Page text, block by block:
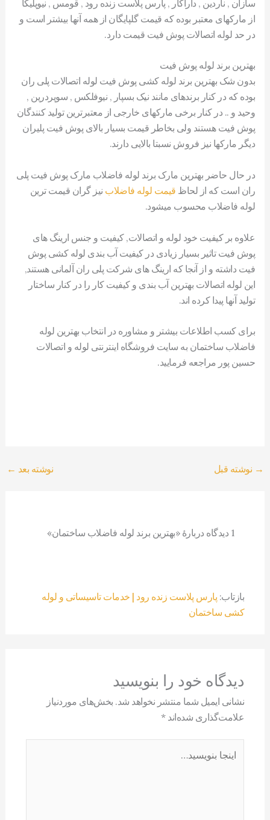
سازان , ناردین , داراکار , پارس پلاست زنده رود , قومس , نیوپلیکا
از مارکهای معتبر بوده که قیمت گلپایگان از همه آنها بیشتر است و
در حد لوله اتصالات پوش فیت قیمت دارد.
بهترین برند لوله پوش فیت
بدون شک بهترین برند لوله کشی پوش فیت لوله اتصالات پلی ران
بوده که در کنار برندهای مانند نیک بسپار , نیوفلکس , سوپردرین ,
وحید و .. در کنار برخی مارکهای خارجی از معتبرترین تولید کنندگان
پوش فیت هستند ولی بخاطر قیمت بسیار بالای پوش فیت پلیران
دیگر مارکها نیز فروش نسبتا بالایی دارند.
در حال حاضر بهترین مارک برند لوله فاضلاب مارک پوش فیت پلی
ران است که از لحاظ قیمت لوله فاضلاب نیز گران قیمت ترین
لوله فاضلاب محسوب میشود.
علاوه بر کیفیت خود لوله و اتصالات, کیفیت و جنس ارینگ های
پوش فیت تاثیر بسیار زیادی در کیفیت آب بندی لوله کشی پوش
فیت داشته و از آنجا که ارینگ های شرکت پلی ران آلمانی هستند,
این لوله اتصالات بهترین آب بندی و کیفیت کار را در کنار ساختار
تولید آنها پیدا کرده اند.
برای کسب اطلاعات بیشتر و مشاوره در انتخاب بهترین لوله
فاضلاب ساختمان به سایت فروشگاه اینترنتی لوله و اتصالات
حسین پور مراجعه فرمایید.
→ نوشته قبل نوشته بعد ←
1 دیدگاه دربارهٔ «بهترین برند لوله فاضلاب ساختمان»
بازتاب: پارس پلاست زنده رود | خدمات تاسیساتی و لوله
کشی ساختمان
دیدگاه‌ خود را بنویسید
نشانی ایمیل شما منتشر نخواهد شد. بخش‌های موردنیاز
علامت‌گذاری شده‌اند*
بنویسید…